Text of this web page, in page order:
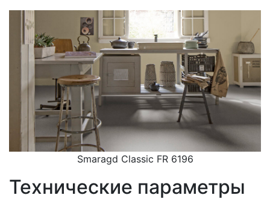
Smaragd Classic FR 6196
Технические параметры